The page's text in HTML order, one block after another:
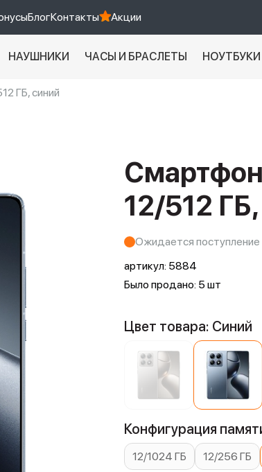
БлогКонтакты Акции
НАУШНИКИ ЧАСЫ И БРАСЛЕТЫ НОУТБУКИ
ГБ, синий
Смартфон
12/512
Ожидается поступление
артикул: 5884
Было продано: 5 шт
Цвет товара: Синий
Конфигурация
12/1024 ГБ 12/256 ГБ